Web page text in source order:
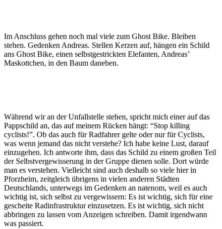
Im Anschluss gehen noch mal viele zum Ghost Bike. Bleiben
stehen. Gedenken Andreas. Stellen Kerzen auf, hängen ein Schild
ans Ghost Bike, einen selbstgestrickten Elefanten, Andreas’
Maskottchen, in den Baum daneben.
Während wir an der Unfallstelle stehen, spricht mich einer auf das
Pappschild an, das auf meinem Rücken hängt: “Stop killing
cyclists!”. Ob das auch für Radfahrer gelte oder nur für Cyclists,
was wenn jemand das nicht verstehe? Ich habe keine Lust, darauf
einzugehen. Ich antworte ihm, dass das Schild zu einem großen Teil
der Selbstvergewisserung in der Gruppe dienen solle. Dort würde
man es verstehen. Vielleicht sind auch deshalb so viele hier in
Pforzheim, zeitgleich übrigens in vielen anderen Städten
Deutschlands, unterwegs im Gedenken an natenom, weil es auch
wichtig ist, sich selbst zu vergewissern: Es ist wichtig, sich für eine
gescheite Radinfrastruktur einzusetzen. Es ist wichtig, sich nicht
abbringen zu lassen vom Anzeigen schreiben. Damit irgendwann
was passiert.